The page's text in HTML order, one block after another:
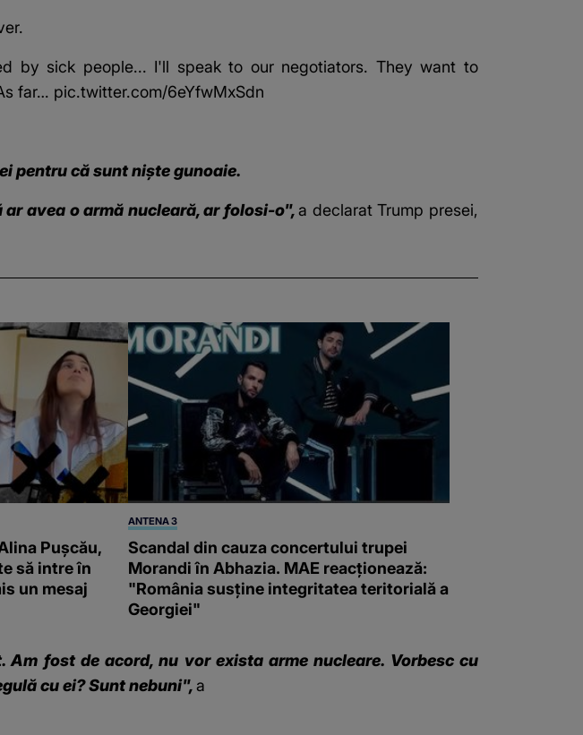
by sick people... I'll speak to our negotiators. They want to
far… pic.twitter.com/6eYfwMxSdn
pentru că sunt niște gunoaie.
ar avea o armă nucleară, ar folosi-o",a declarat Trump presei,
Pușcău,
să intre în
un mesaj
ANTENA 3
Scandal din cauza concertului trupei
Morandi în Abhazia. MAE reacționează:
"România susține integritatea teritorială a
Georgiei"
fost de acord, nu vor exista arme nucleare. Vorbesc cu
cu ei? Sunt nebuni",a